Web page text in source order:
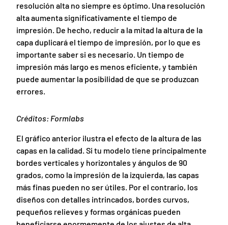
resolución alta no siempre es óptimo. Una resolución
alta aumenta significativamente el tiempo de
impresión. De hecho, reducir a la mitad la altura de la
capa duplicará el tiempo de impresión, por lo que es
importante saber si es necesario. Un tiempo de
impresión más largo es menos eficiente, y también
puede aumentar la posibilidad de que se produzcan
errores.
Créditos: Formlabs
El gráfico anterior ilustra el efecto de la altura de las
capas en la calidad. Si tu modelo tiene principalmente
bordes verticales y horizontales y ángulos de 90
grados, como la impresión de la izquierda, las capas
más finas pueden no ser útiles. Por el contrario, los
diseños con detalles intrincados, bordes curvos,
pequeños relieves y formas orgánicas pueden